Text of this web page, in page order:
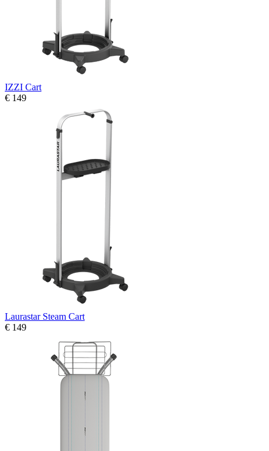
IZZI Cart
€ 149
Laurastar Steam Cart
€ 149